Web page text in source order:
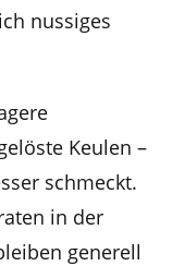
nussiges
Keulen –
schmeckt.
in der
generell